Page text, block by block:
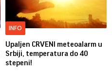
INFO
Upaljen CRVENI meteoalarm u
Srbiji, temperatura do 40
stepeni!